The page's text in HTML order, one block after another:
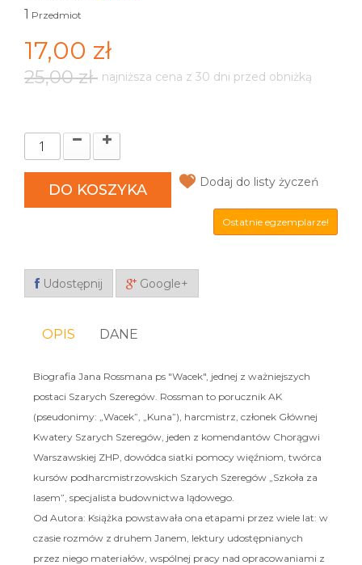
1 Przedmiot
17,00 zł
25,00 zł najniższa cena z 30 dni przed obniżką
DO KOSZYKA Dodaj do listy życzeń
Ostatnie egzemplarze!
Udostępnij Google+
OPIS DANE
Biografia Jana Rossmana ps "Wacek", jednej z ważniejszych
postaci Szarych Szeregów. Rossman to porucznik AK
(pseudonimy: „Wacek”, „Kuna”), harcmistrz, członek Głównej
Kwatery Szarych Szeregów, jeden z komendantów Chorągwi
Warszawskiej ZHP, dowódca siatki pomocy więźniom, twórca
kursów podharcmistrzowskich Szarych Szeregów „Szkoła za
lasem”, specjalista budownictwa lądowego.
Od Autora: Książka powstawała ona etapami przez wiele lat: w
czasie rozmów z druhem Janem, lektury udostępnianych
przez niego materiałów, wspólnej pracy nad opracowaniami z